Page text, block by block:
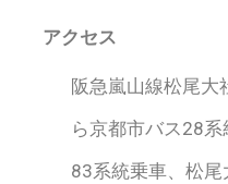
アクセス
阪急嵐山線松尾大
ら京都市バス28系
83系統乗車、松